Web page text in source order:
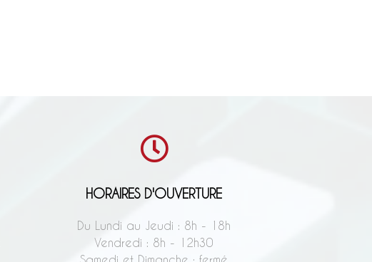
HORAIRES D'OUVERTURE
Du Lundi au Jeudi : 8h - 18h
Vendredi : 8h - 12h30